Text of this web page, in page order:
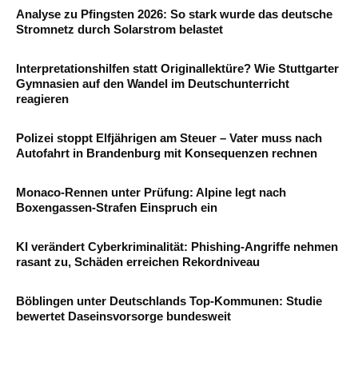
Analyse zu Pfingsten 2026: So stark wurde das deutsche
Stromnetz durch Solarstrom belastet
Interpretationshilfen statt Originallektüre? Wie Stuttgarter
Gymnasien auf den Wandel im Deutschunterricht
reagieren
Polizei stoppt Elfjährigen am Steuer – Vater muss nach
Autofahrt in Brandenburg mit Konsequenzen rechnen
Monaco-Rennen unter Prüfung: Alpine legt nach
Boxengassen-Strafen Einspruch ein
KI verändert Cyberkriminalität: Phishing-Angriffe nehmen
rasant zu, Schäden erreichen Rekordniveau
Böblingen unter Deutschlands Top-Kommunen: Studie
bewertet Daseinsvorsorge bundesweit